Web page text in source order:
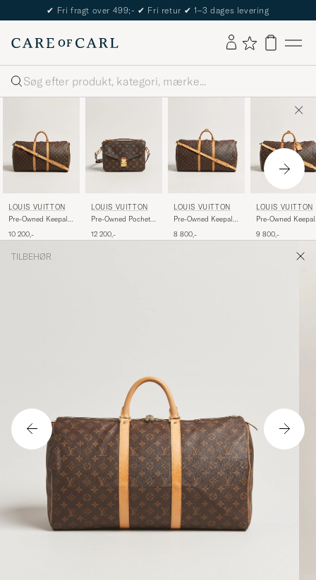
✔ Fri fragt over 499;- ✔ Fri retur ✔ 1–3 dages levering
Søg
LOUIS VUITTON
Pre-Owned Keepall
Monogram
10 200,-
LOUIS VUITTON
Pre-Owned Pochette
12 200,-
LOUIS VUITTON
Pre-Owned Keepall
Monogram
8 800,-
LOUIS VUITTON
Pre-Owned
Monogram
9 800,-
TILBEHØR